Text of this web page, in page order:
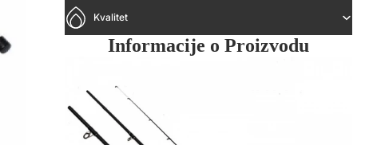
Kvalitet
Informacije o Proizvodu